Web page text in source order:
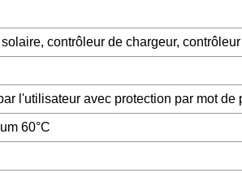
contrôleur de chargeur,
l'utilisateur avec protection par mot de
60°C